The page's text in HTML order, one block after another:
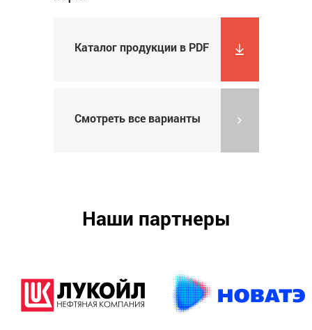
Каталог продукции в PDF
Смотреть все варианты
Наши партнеры